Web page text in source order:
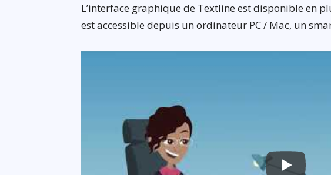
L’interface graphique de Textline est disponible en
est accessible depuis un ordinateur PC / Mac, un